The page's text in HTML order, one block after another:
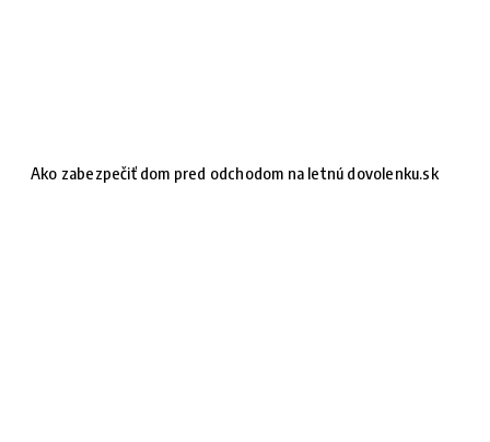
Ako zabezpečiť dom pred odchodom na letnú dovolenku.sk